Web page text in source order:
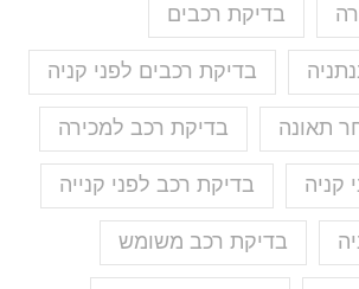
בדיקת רכבים
בדיקת רכבים לפני קניה
תאונה בדיקת רכב למכירה
קניה בדיקת רכב לפני קנייה
בדיקת רכב משומש